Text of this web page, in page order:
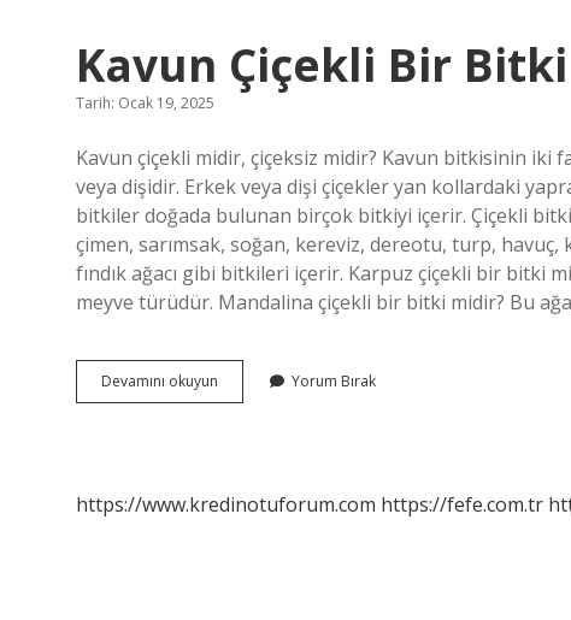
Kavun Çiçekli Bir
Tarih: Ocak 19, 2025
Kavun çiçekli midir, çiçeksiz midir? Kavun bitkisinin iki
veya dişidir. Erkek veya dişi çiçekler yan kollardaki
bitkiler doğada bulunan birçok bitkiyi içerir. Çiçekli
çimen, sarımsak, soğan, kereviz, dereotu, turp,
fındık ağacı gibi bitkileri içerir. Karpuz çiçekli bir bitki
meyve türüdür. Mandalina çiçekli bir bitki midir? Bu
Devamını okuyun
Çiçekli
Yorum Bırak
https://www.kredinotuforum.com https://fefe.com.tr